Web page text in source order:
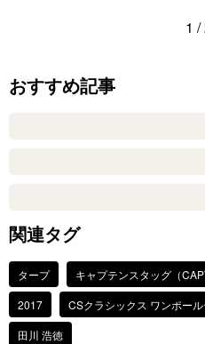
1 /
おすすめ記事
関連タグ
タープ キャプテンスタッグ（
2017
CSクラシックス ワンポー
田川 浩徳